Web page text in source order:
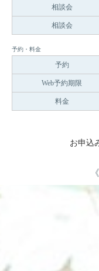
相談会
相談会
予約・料金
予約
Web予約期限
料金
お申込